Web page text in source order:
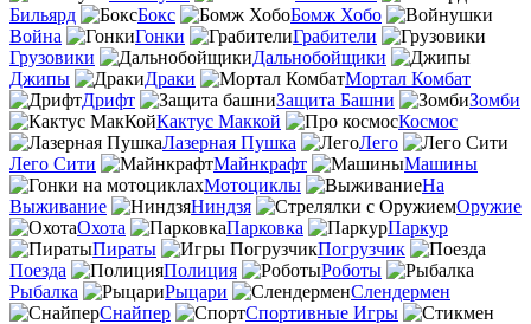
Бильярд
Бокс
Бомж Хобо
Война
Гонки
Грабители
Грузовики
Дальнобойщики
Джипы
Драки
Мортал Комбат
Дрифт
Защита Башни
Зомби
Кактус Маккой
Космос
Лазерная Пушка
Лего
Лего Сити
Майнкрафт
Машины
Мотоциклы
На
Выживание
Ниндзя
Оружие
Охота
Парковка
Паркур
Пираты
Погрузчик
Поезда
Полиция
Роботы
Рыбалка
Рыцари
Слендермен
Снайпер
Спортивные Игры